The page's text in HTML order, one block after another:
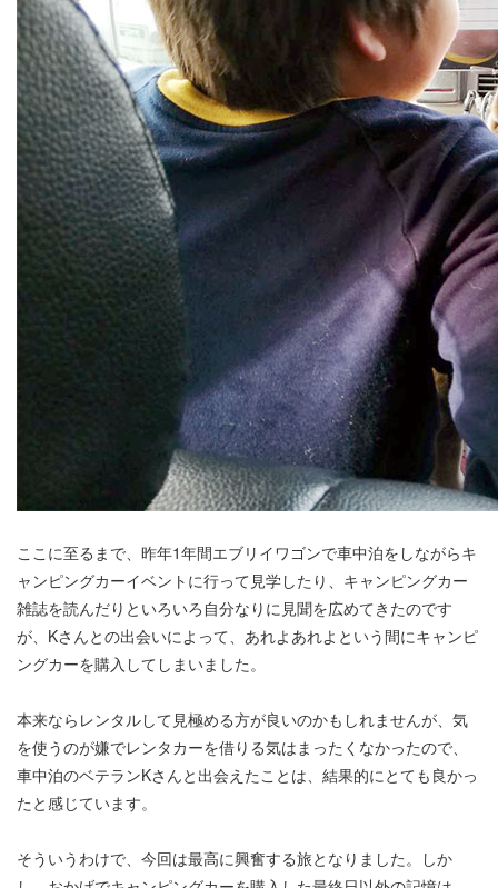
ここに至るまで、昨年1年間エブリイワゴンで車中泊をしながらキ
ャンピングカーイベントに行って見学したり、キャンピングカー
雑誌を読んだりといろいろ自分なりに見聞を広めてきたのです
が、Kさんとの出会いによって、あれよあれよという間にキャンピ
ングカーを購入してしまいました。
本来ならレンタルして見極める方が良いのかもしれませんが、気
を使うのが嫌でレンタカーを借りる気はまったくなかったので、
車中泊のベテランKさんと出会えたことは、結果的にとても良かっ
たと感じています。
そういうわけで、今回は最高に興奮する旅となりました。しか